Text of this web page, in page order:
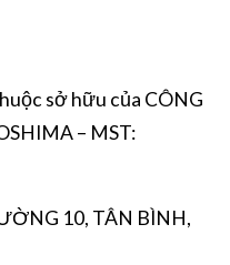
sở hữu của CÔNG
– MST:
10, TÂN BÌNH,